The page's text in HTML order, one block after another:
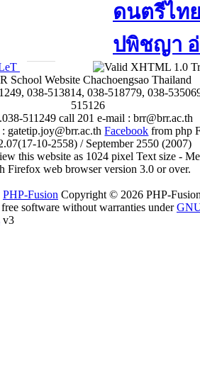
ดนตรีไท
ปพิชญา​ อ่
School Website Chachoengsao Thailand
038-513814, 038-518779, 038-
515126
511249 call 201 e-mail : brr@brr.ac.th
: gatetip.joy@brr.ac.thFacebook from php
10-2558) / September 2550 (2007)
this website as 1024 pixel Text size -
Firefox web browser version 3.0 or over.
PHP-Fusion Copyright © 2026 PHP-
free software without warranties under
v3